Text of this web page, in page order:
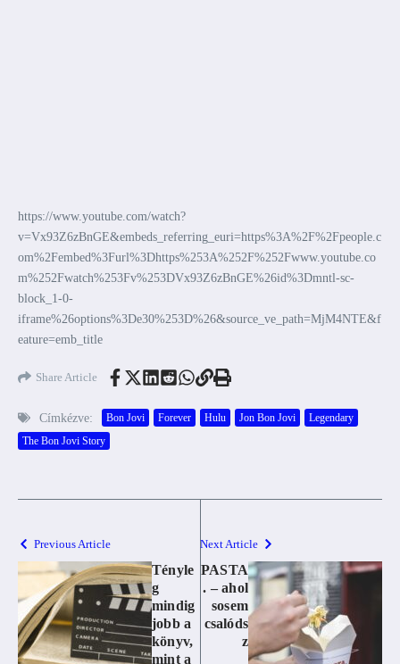
https://www.youtube.com/watch?
v=Vx93Z6zBnGE&embeds_referring_euri=https%3A%2F%2Fpeople.c
om%2Fembed%3Furl%3Dhttps%253A%252F%252Fwww.youtube.co
m%252Fwatch%253Fv%253DVx93Z6zBnGE%26id%3Dmntl-sc-
block_1-0-
iframe%26options%3De30%253D%26&source_ve_path=MjM4NTE&f
eature=emb_title
Share Article
Címkézve: Bon Jovi Forever Hulu Jon Bon Jovi
Legendary
The Bon Jovi Story
Previous Article
Tényle
g
mindig
jobb a
könyv,
mint a
Next Article
PASTA
. – ahol
sosem
csalóds
z